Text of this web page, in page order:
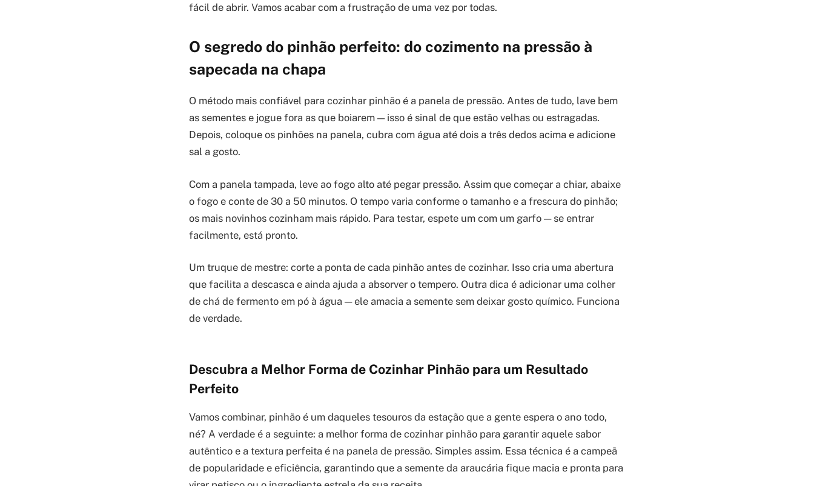
fácil de abrir. Vamos acabar com a frustração de uma vez por todas.
O segredo do pinhão perfeito: do cozimento na pressão à
sapecada na chapa
O método mais confiável para cozinhar pinhão é a panela de pressão. Antes de tudo, lave bem
as sementes e jogue fora as que boiarem — isso é sinal de que estão velhas ou estragadas.
Depois, coloque os pinhões na panela, cubra com água até dois a três dedos acima e adicione
sal a gosto.
Com a panela tampada, leve ao fogo alto até pegar pressão. Assim que começar a chiar, abaixe
o fogo e conte de 30 a 50 minutos. O tempo varia conforme o tamanho e a frescura do pinhão;
os mais novinhos cozinham mais rápido. Para testar, espete um com um garfo — se entrar
facilmente, está pronto.
Um truque de mestre: corte a ponta de cada pinhão antes de cozinhar. Isso cria uma abertura
que facilita a descasca e ainda ajuda a absorver o tempero. Outra dica é adicionar uma colher
de chá de fermento em pó à água — ele amacia a semente sem deixar gosto químico. Funciona
de verdade.
Descubra a Melhor Forma de Cozinhar Pinhão para um Resultado
Perfeito
Vamos combinar, pinhão é um daqueles tesouros da estação que a gente espera o ano todo,
né? A verdade é a seguinte: a melhor forma de cozinhar pinhão para garantir aquele sabor
autêntico e a textura perfeita é na panela de pressão. Simples assim. Essa técnica é a campeã
de popularidade e eficiência, garantindo que a semente da araucária fique macia e pronta para